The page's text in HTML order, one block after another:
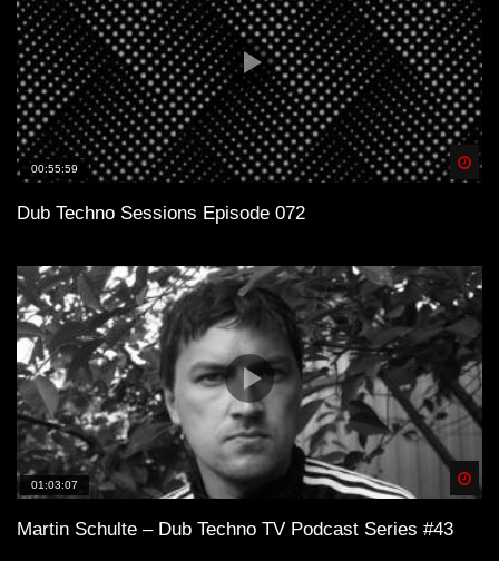
00:55:59
Dub Techno Sessions Episode 072
01:03:07
Martin Schulte – Dub Techno TV Podcast Series #43